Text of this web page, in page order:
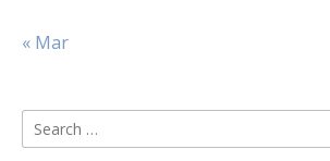
« Mar
Search
for: